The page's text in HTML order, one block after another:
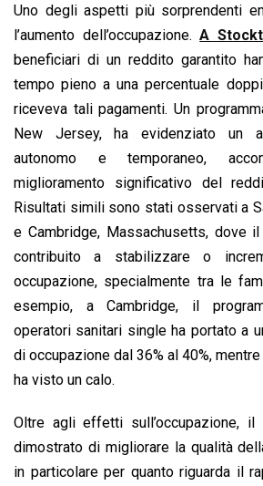
Uno degli aspetti più sorprendenti
l’aumento dell’occupazione.A
beneficiari di un reddito garantito
tempo pieno a una percentuale
riceveva tali pagamenti. Un
New Jersey, ha evidenziato un
autonomo e temporaneo,
miglioramento significativo del
Risultati simili sono stati osservati a
e Cambridge, Massachusetts, dove
contribuito a stabilizzare o
occupazione, specialmente tra le
esempio, a Cambridge, il
operatori sanitari single ha portato a
di occupazione dal 36% al 40%,
ha visto un calo.
Oltre agli effetti sull’occupazione, il
dimostrato di migliorare la qualità
in particolare per quanto riguarda il